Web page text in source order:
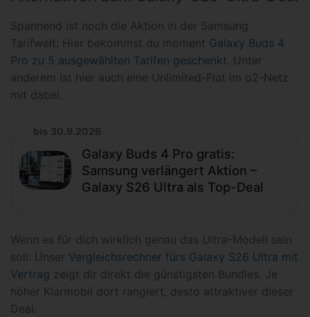
Spannend ist noch die Aktion in der Samsung
Tarifwelt: Hier bekommst du moment Galaxy Buds 4
Pro zu 5 ausgewählten Tarifen geschenkt. Unter
anderem ist hier auch eine Unlimited-Flat im o2-Netz
mit dabei.
bis 30.9.2026
Galaxy Buds 4 Pro gratis:
Samsung verlängert Aktion –
Galaxy S26 Ultra als Top-Deal
Wenn es für dich wirklich genau das Ultra-Modell sein
soll: Unser Vergleichsrechner fürs Galaxy S26 Ultra mit
Vertrag zeigt dir direkt die günstigsten Bundles. Je
höher Klarmobil dort rangiert, desto attraktiver dieser
Deal.